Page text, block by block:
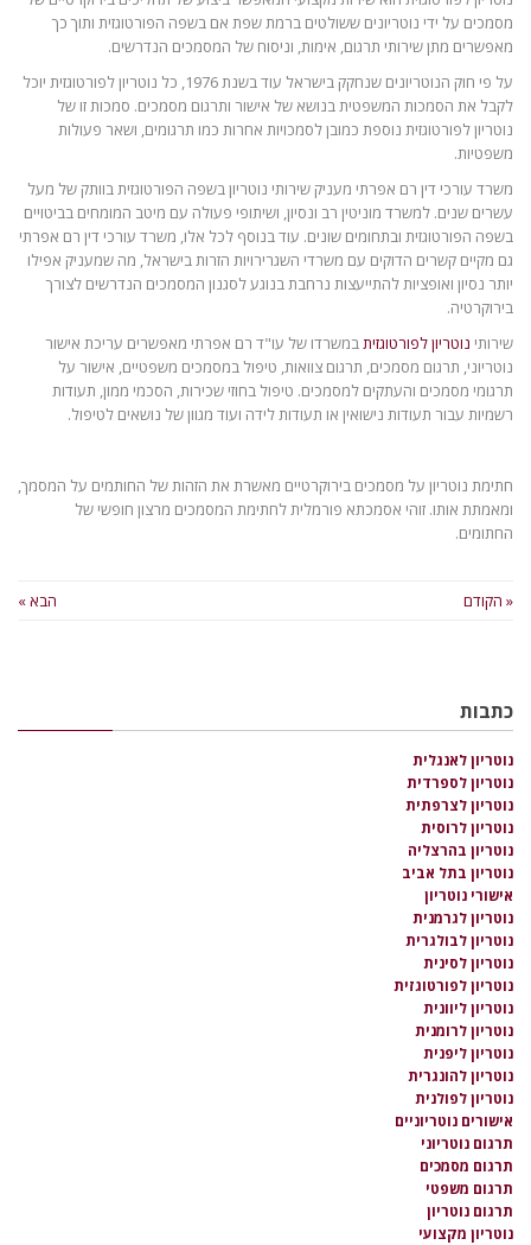
מסמכים על ידי נוטריונים ששולטים ברמת שפת אם בשפה הפורטוגזית ותוך כך
מאפשרים מתן שירותי תרגום, אימות, וניסוח של המסמכים הנדרשים.
על פי חוק הנוטריונים שנחקק בישראל עוד בשנת 1976, כל נוטריון לפורטוגזית יוכל
לקבל את הסמכות המשפטית בנושא של אישור ותרגום מסמכים. סמכות זו של
נוטריון לפורטוגזית נוספת כמובן לסמכויות אחרות כמו תרגומים, ושאר פעולות
משפטיות.
משרד עורכי דין רם אפרתי מעניק שירותי נוטריון בשפה הפורטוגזית בוותק של מעל
עשרים שנים. למשרד מוניטין רב ונסיון, ושיתופי פעולה עם מיטב המומחים בביטויים
בשפה הפורטוגזית ובתחומים שונים. עוד בנוסף לכל אלו, משרד עורכי דין רם אפרתי
גם מקיים קשרים הדוקים עם משרדי השגרירויות הזרות בישראל, מה שמעניק אפילו
יותר נסיון ואופציות להתייעצות נרחבת בנוגע לסגנון המסמכים הנדרשים לצורך
בירוקרטיה.
שירותי נוטריון לפורטוגזית במשרדו של עו"ד רם אפרתי מאפשרים עריכת אישור
נוטריוני, תרגום מסמכים, תרגום צוואות, טיפול במסמכים משפטיים, אישור על
תרגומי מסמכים והעתקים למסמכים. טיפול בחוזי שכירות, הסכמי ממון, תעודות
רשמיות עבור תעודות נישואין או תעודות לידה ועוד מגוון של נושאים לטיפול.
חתימת נוטריון על מסמכים בירוקרטיים מאשרת את הזהות של החותמים על המסמך,
ומאמתת אותו. זוהי אסמכתא פורמלית לחתימת המסמכים מרצון חופשי של
החתומים.
« הקודם הבא »
כתבות
נוטריון לאנגלית
נוטריון לספרדית
נוטריון לצרפתית
נוטריון לרוסית
נוטריון בהרצליה
נוטריון בתל אביב
אישורי נוטריון
נוטריון לגרמנית
נוטריון לבולגרית
נוטריון לסינית
נוטריון לפורטוגזית
נוטריון ליוונית
נוטריון לרומנית
נוטריון ליפנית
נוטריון להונגרית
נוטריון לפולנית
אישורים נוטריוניים
תרגום נוטריוני
תרגום מסמכים
תרגום משפטי
תרגום נוטריון
נוטריון מקצועי